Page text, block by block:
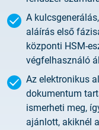
A
aláírás első
központi HSM-
végfelhasználó
Az elektronikus
dokumentum
ismerheti meg,
ajánlott, akiknél